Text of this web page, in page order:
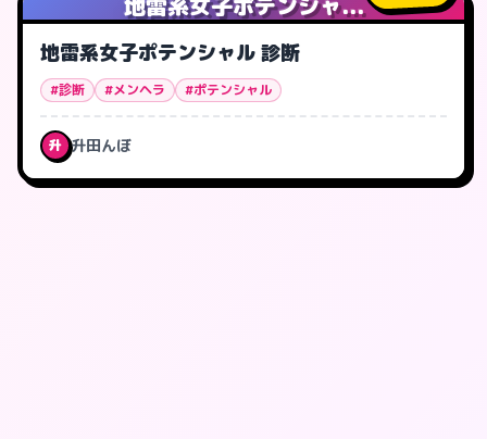
地雷系女子ポテンシャル 診断
#診断 #メンヘラ #ポテンシャル
升 升田んぼ